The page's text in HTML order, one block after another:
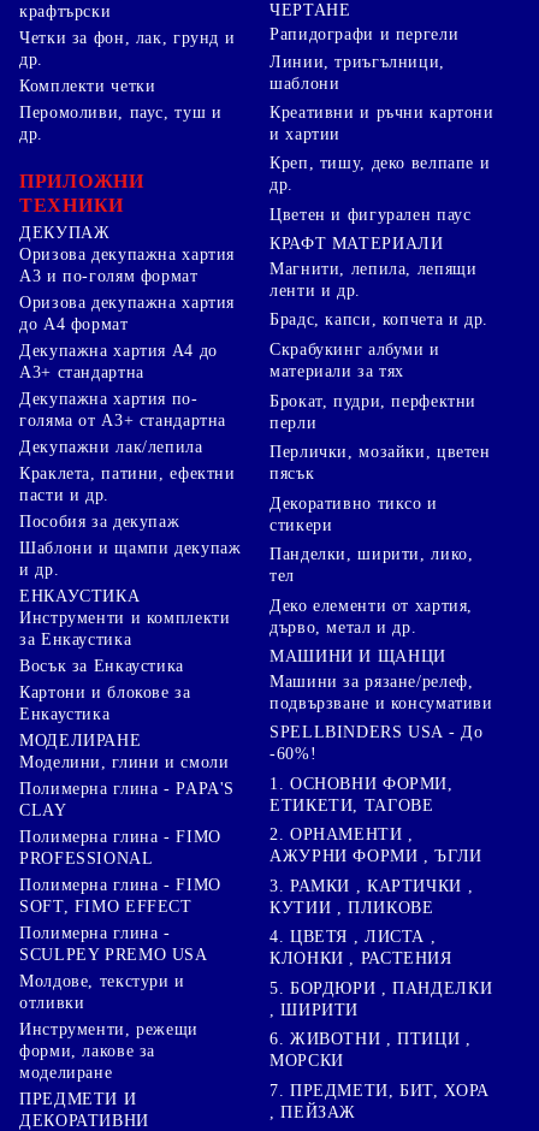
крафтърски
Четки за фон, лак, грунд и
др.
Комплекти четки
ЧЕРТАНЕ
Рапидографи и пергели
Линии, триъгълници,
шаблони
Перомоливи, паус, туш и
др.
ПРИЛОЖНИ
ТЕХНИКИ
ДЕКУПАЖ
Оризова декупажна хартия
А3 и по-голям формат
Оризова декупажна хартия
до А4 формат
Декупажна хартия А4 до
А3+ стандартна
Декупажна хартия по-
голяма от А3+ стандартна
Декупажни лак/лепила
Краклета, патини, ефектни
пасти и др.
Пособия за декупаж
Шаблони и щампи декупаж
и др.
ЕНКАУСТИКА
Инструменти и комплекти
за Енкаустика
Восък за Енкаустика
Картони и блокове за
Енкаустика
МОДЕЛИРАНЕ
Моделини, глини и смоли
Полимерна глина - PAPA'S
CLAY
Полимерна глина - FIMO
PROFESSIONAL
Полимерна глина - FIMO
SOFT, FIMO EFFECT
Полимерна глина -
SCULPEY PREMO USA
Молдове, текстури и
отливки
Инструменти, режещи
форми, лакове за
моделиране
ПРЕДМЕТИ И
ДЕКОРАТИВНИ
Креативни и ръчни картони
и хартии
Креп, тишу, деко велпапе и
др.
Цветен и фигурален паус
КРАФТ МАТЕРИАЛИ
Магнити, лепила, лепящи
ленти и др.
Брадс, капси, копчета и др.
Скрабукинг албуми и
материали за тях
Брокат, пудри, перфектни
перли
Перлички, мозайки, цветен
пясък
Декоративно тиксо и
стикери
Панделки, ширити, лико,
тел
Деко елементи от хартия,
дърво, метал и др.
МАШИНИ И ЩАНЦИ
Машини за рязане/релеф,
подвързване и консумативи
SPELLBINDERS USA - До
-60%!
1. ОСНОВНИ ФОРМИ,
ЕТИКЕТИ, ТАГОВЕ
2. ОРНАМЕНТИ ,
АЖУРНИ ФОРМИ , ЪГЛИ
3. РАМКИ , КАРТИЧКИ ,
КУТИИ , ПЛИКОВЕ
4. ЦВЕТЯ , ЛИСТА ,
КЛОНКИ , РАСТЕНИЯ
5. БОРДЮРИ , ПАНДЕЛКИ
, ШИРИТИ
6. ЖИВОТНИ , ПТИЦИ ,
МОРСКИ
7. ПРЕДМЕТИ, БИТ, ХОРА
, ПЕЙЗАЖ